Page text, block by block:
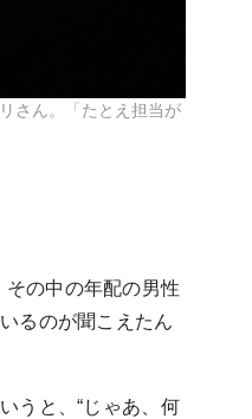
さん。「たとえ担当が
その中の年配の男性
るのが聞こえたん
うと、“じゃあ、何